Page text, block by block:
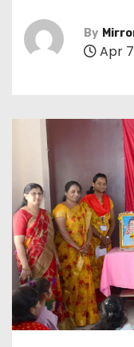
By
Apr